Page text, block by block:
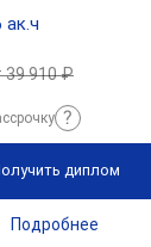
ак.ч
39 910 ₽
диплом
Подробнее